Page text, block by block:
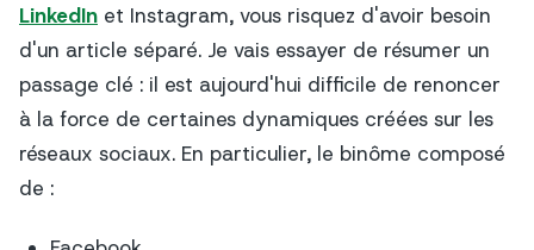
LinkedIn et Instagram, vous risquez d'avoir besoin
d'un article séparé. Je vais essayer de résumer un
passage clé : il est aujourd'hui difficile de renoncer
à la force de certaines dynamiques créées sur les
réseaux sociaux. En particulier, le binôme composé
de :